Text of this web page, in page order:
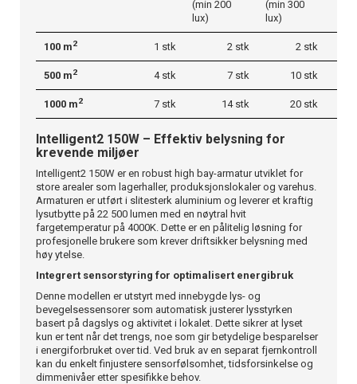
(min 200
lux)
(min 300
lux)
100 m2 1 stk 2 stk 2 stk
500 m2 4 stk 7 stk 10 stk
1000 m2 7 stk 14 stk 20 stk
Intelligent2 150W – Effektiv belysning for
krevende miljøer
Intelligent2 150W er en robust high bay-armatur utviklet for
store arealer som lagerhaller, produksjonslokaler og varehus.
Armaturen er utført i slitesterk aluminium og leverer et kraftig
lysutbytte på 22 500 lumen med en nøytral hvit
fargetemperatur på 4000K. Dette er en pålitelig løsning for
profesjonelle brukere som krever driftsikker belysning med
høy ytelse.
Integrert sensorstyring for optimalisert energibruk
Denne modellen er utstyrt med innebygde lys- og
bevegelsessensorer som automatisk justerer lysstyrken
basert på dagslys og aktivitet i lokalet. Dette sikrer at lyset
kun er tent når det trengs, noe som gir betydelige besparelser
i energiforbruket over tid. Ved bruk av en separat fjernkontroll
kan du enkelt finjustere sensorfølsomhet, tidsforsinkelse og
dimmenivåer etter spesifikke behov.